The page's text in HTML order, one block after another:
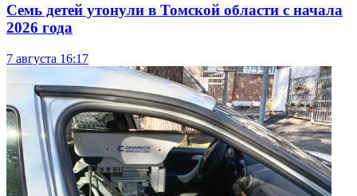
Семь детей утонули в Томской области с начала
2026 года
7 августа 16:17